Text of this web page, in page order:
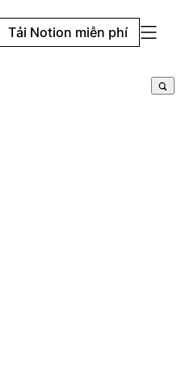
Tải Notion miễn phí